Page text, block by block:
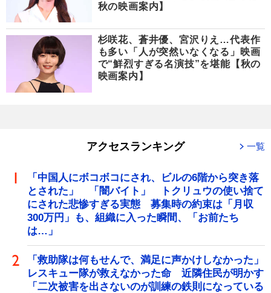
秋の映画案内】
杉咲花、蒼井優、宮沢りえ…代表作
も多い「人が突然いなくなる」映画
で“鮮烈すぎる名演技”を堪能【秋の
映画案内】
アクセスランキング 一覧
「中国人にボコボコにされ、ビルの6階から突き落
とされた」 「闇バイト」 トクリュウの使い捨て
にされた悲惨すぎる実態 募集時の約束は「月収
300万円」も、組織に入った瞬間、「お前たち
は…」
「救助隊は何もせんで、満足に声かけしなかった」
レスキュー隊が救えなかった命 近隣住民が明かす
「二次被害を出さないのが訓練の鉄則になっている